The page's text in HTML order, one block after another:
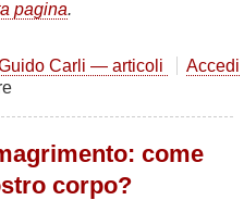
pagina.
Carli — articoli
Accedi
come
corpo?